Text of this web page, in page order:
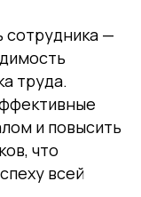
сотрудника —
труда.
и повысить
что
всей